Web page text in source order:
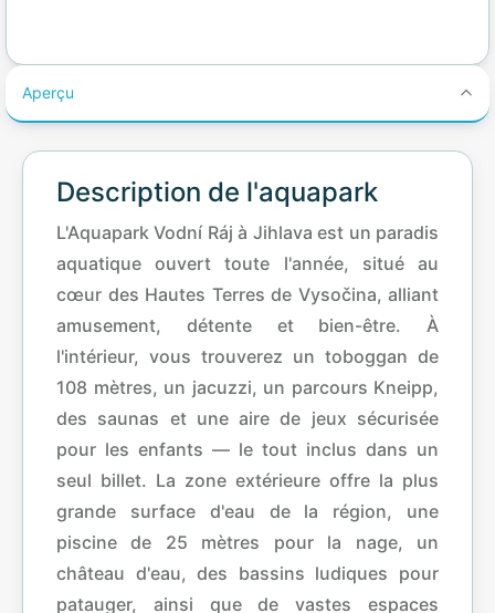
Aperçu
Description de l'aquapark
L'Aquapark Vodní Ráj à Jihlava est un paradis
aquatique ouvert toute l'année, situé au
cœur des Hautes Terres de Vysočina, alliant
amusement, détente et bien-être. À
l'intérieur, vous trouverez un toboggan de
108 mètres, un jacuzzi, un parcours Kneipp,
des saunas et une aire de jeux sécurisée
pour les enfants — le tout inclus dans un
seul billet. La zone extérieure offre la plus
grande surface d'eau de la région, une
piscine de 25 mètres pour la nage, un
château d'eau, des bassins ludiques pour
patauger, ainsi que de vastes espaces